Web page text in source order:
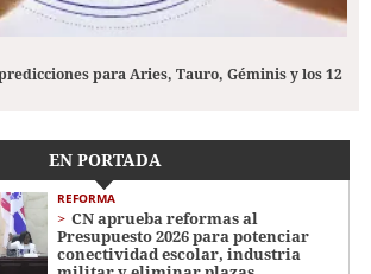
para Aries, Tauro, Géminis y los 12
EN PORTADA
REFORMA
CN aprueba reformas al
Presupuesto 2026 para potenciar
conectividad escolar, industria